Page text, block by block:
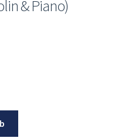
& Piano)